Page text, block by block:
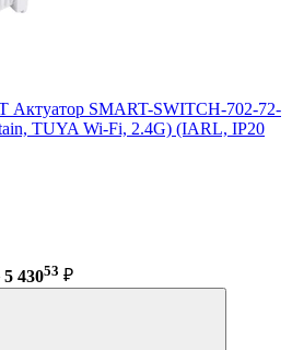
SMART-SWITCH-702-72-
TUYA Wi-Fi, 2.4G) (IARL, IP20
5 43053 ₽